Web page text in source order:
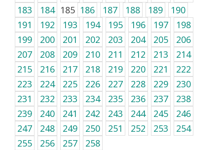
183
184 185 186 187 188 189
190
191
192 193 194 195 196 197
198
199
200 201 202 203 204 205
206
207
208 209 210 211 212 213
214
215
216 217 218 219 220 221
222
223
224 225 226 227 228 229
230
231
232 233 234 235 236 237
238
239
240 241 242 243 244 245
246
247
248 249 250 251 252 253
254
255
256 257 258